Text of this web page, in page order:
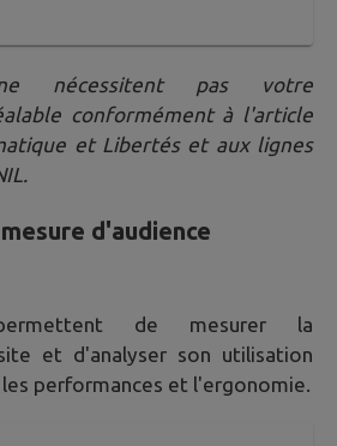
nécessitent pas votre
conformément à l'article
et Libertés et aux lignes
d'audience
de mesurer la
et d'analyser son utilisation
performances et l'ergonomie.